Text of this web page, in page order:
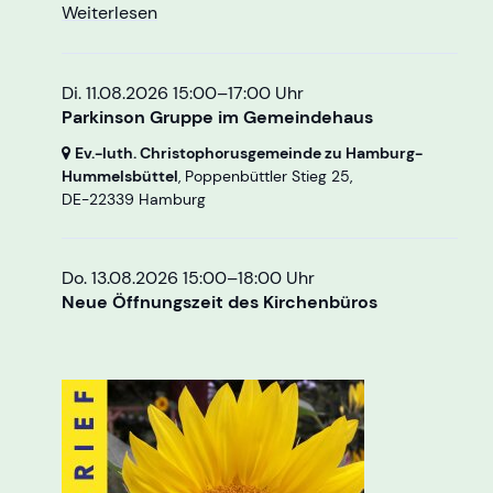
Weiterlesen
Di. 11.08.2026 15:00–17:00 Uhr
Parkinson Gruppe im Gemeindehaus
Ev.-luth. Christophorusgemeinde zu Hamburg-
Hummelsbüttel, Poppenbüttler Stieg 25,
DE-22339 Hamburg
Do. 13.08.2026 15:00–18:00 Uhr
Neue Öffnungszeit des Kirchenbüros